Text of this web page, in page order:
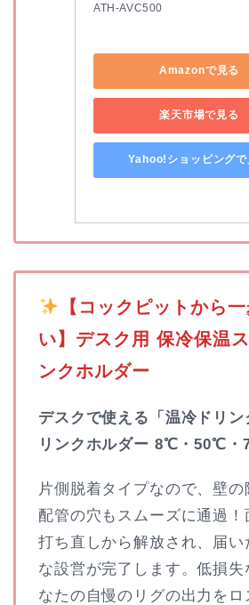
ATH-AVC500
Amazonで見る
楽天市場で見る
Yahoo!ショッピングで
【コックピットから
い】デスク用 保冷保温
ンクホルダー
デスクで使える「温冷ドリ
リンクホルダー 8℃・50℃
片側脱着タイプなので、壁
配管の穴もスムーズに通過！
打ち直しから解放され、届い
な設営が完了します。低損
なたの自慢のリグの出力をロ